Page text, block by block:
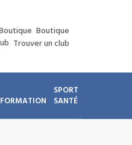
Boutique
Trouver un club
FORMATION
SPORT
SANTÉ